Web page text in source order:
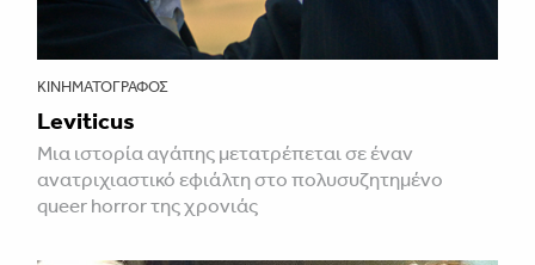
ΚΙΝΗΜΑΤΟΓΡΆΦΟΣ
Leviticus
Μια ιστορία αγάπης μετατρέπεται σε έναν
ανατριχιαστικό εφιάλτη στο πολυσυζητημένο
queer horror της χρονιάς